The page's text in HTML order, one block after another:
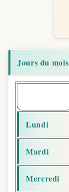
Jours du mois
Lundi
Mardi
Mercredi